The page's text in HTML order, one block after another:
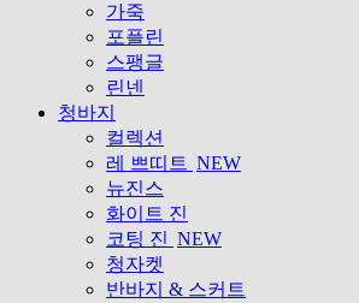
가죽
포플린
스팽글
린넨
청바지
컬렉션
레 쁘띠트 NEW
뉴진스
화이트 진
코팅 진 NEW
청자켓
반바지 & 스커트